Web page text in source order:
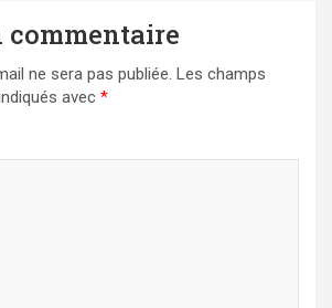
commentaire
ne sera pas publiée. Les champs
avec *